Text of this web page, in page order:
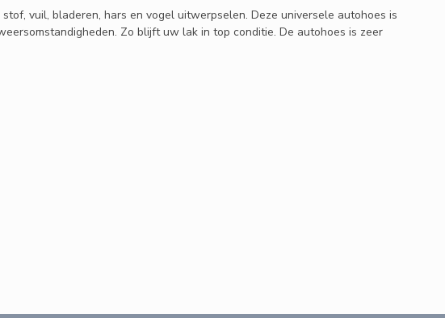
vuil, bladeren, hars en vogel uitwerpselen. Deze universele autohoes is
Zo blijft uw lak in top conditie. De autohoes is zeer